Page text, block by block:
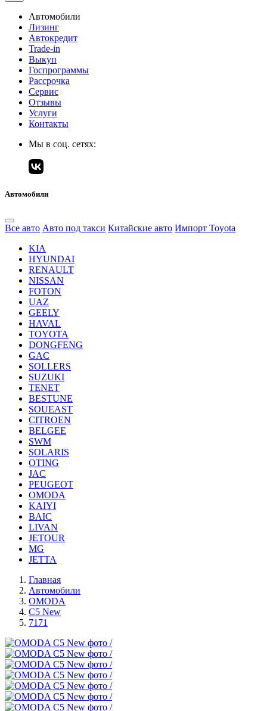
Автомобили
Лизинг
Автокредит
Trade-in
Выкуп
Госпрограммы
Рассрочка
Сервис
Отзывы
Услуги
Контакты
Мы в соц. сетях:
Автомобили
Все авто Авто под такси Китайские авто Импорт Toyota
KIA
HYUNDAI
RENAULT
NISSAN
FOTON
UAZ
GEELY
HAVAL
TOYOTA
DONGFENG
GAC
SOLLERS
SUZUKI
TENET
BESTUNE
SOUEAST
CITROEN
BELGEE
SWM
SOLARIS
OTING
JAC
PEUGEOT
OMODA
KAIYI
BAIC
LIVAN
JETOUR
MG
JETTA
Главная
Автомобили
OMODA
C5 New
7171